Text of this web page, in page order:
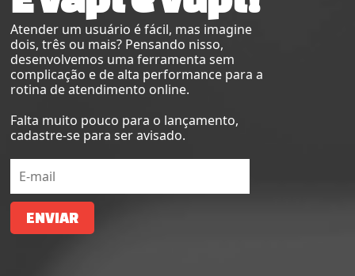
Atender um usuário é fácil, mas imagine
dois, três ou mais? Pensando nisso,
desenvolvemos uma ferramenta sem
complicação e de alta performance para a
rotina de atendimento online.
Falta muito pouco para o lançamento,
cadastre-se para ser avisado.
ENVIAR